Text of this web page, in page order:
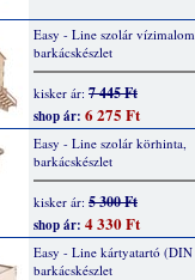
Easy - Line szolár
barkácskészlet
kisker ár: 7 445 Ft
shop ár: 6 275 Ft
Easy - Line szolár körhinta,
barkácskészlet
kisker ár: 5 300 Ft
shop ár: 4 330 Ft
Easy - Line kártyatartó
barkácskészlet